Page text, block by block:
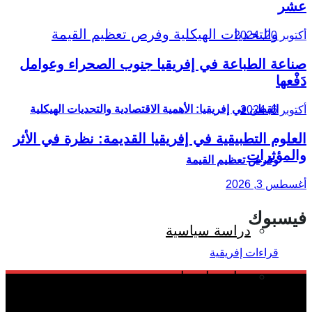
القطن في إفريقيا: الأهمية الاقتصادية والتحديات الهيكلية
وفرص تعظيم القيمة
دراسة سياسية
دراسة اجتماعية
عشر
أكتوبر 20, 2024
صناعة الطباعة في إفريقيا جنوب الصحراء وعوامل
دَفْعها
أكتوبر 6, 2024
العلوم التطبيقية في إفريقيا القديمة: نظرة في الأثر
والمؤثرات
أغسطس 3, 2026
فيسبوك